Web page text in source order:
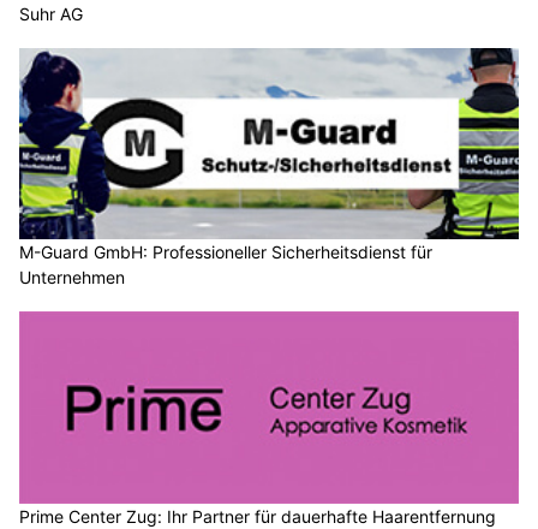
Suhr AG
M-Guard GmbH: Professioneller Sicherheitsdienst für
Unternehmen
Prime Center Zug: Ihr Partner für dauerhafte Haarentfernung